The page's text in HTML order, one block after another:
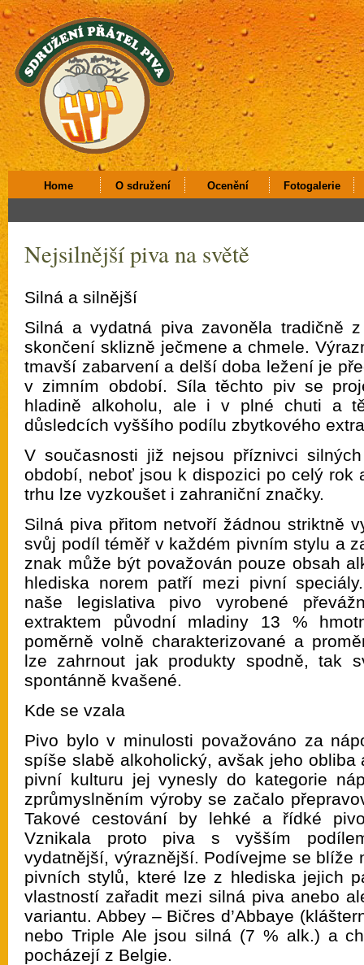
Home O sdružení Ocenění Fotogalerie
Nejsilnější piva na světě
Silná a silnější
Silná a vydatná piva zavoněla tradičně
skončení sklizně ječmene a chmele.
tmavší zabarvení a delší doba ležení je
v zimním období. Síla těchto piv se
hladině alkoholu, ale i v plné chuti a
důsledcích vyššího podílu zbytkového
V současnosti již nejsou příznivci
období, neboť jsou k dispozici po celý rok
trhu lze vyzkoušet i zahraniční značky.
Silná piva přitom netvoří žádnou striktně
svůj podíl téměř v každém pivním stylu a
znak může být považován pouze obsah
hlediska norem patří mezi pivní
naše legislativa pivo vyrobené
extraktem původní mladiny 13 %
poměrně volně charakterizované a
lze zahrnout jak produkty spodně, tak
spontánně kvašené.
Kde se vzala
Pivo bylo v minulosti považováno za
spíše slabě alkoholický, avšak jeho
pivní kulturu jej vynesly do kategorie
zprůmyslněním výroby se začalo
Takové cestování by lehké a řídké
Vznikala proto piva s vyšším
vydatnější, výraznější. Podívejme se blíže
pivních stylů, které lze z hlediska jejich
vlastností zařadit mezi silná piva anebo
variantu. Abbey – Bičres d’Abbaye
nebo Triple Ale jsou silná (7 % alk.) a
pocházejí z Belgie.